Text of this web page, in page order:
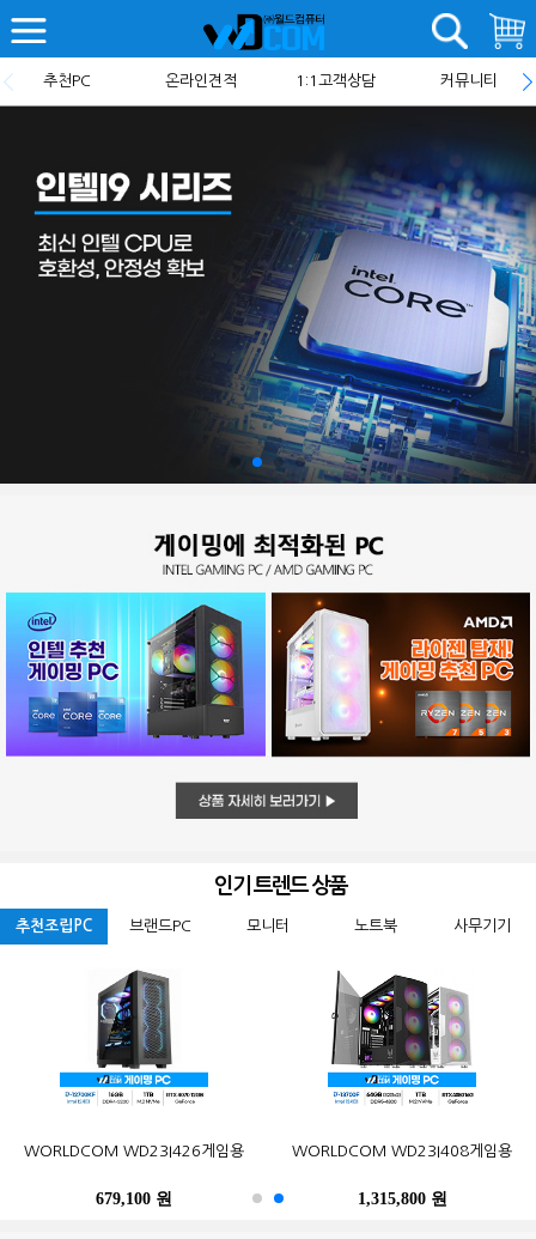
추천PC 온라인견적 1:1고객상담 커뮤니티
인기 트렌드 상품
추천조립PC 브랜드PC 모니터 노트북 사무기기
WORLDCOM WD23I426게임용
679,100 원
WORLDCOM WD23I408게임용
1,315,800 원
N100 Win10Pro (4GB, M.2
402,900 원
N10C6L2M Fanless Wi-Fi 6E Win11
486,200 원
MSI G27CQ4 E2 게이밍 170
WQHD HDR 무결점
249,000 원
한성컴퓨터 TFG32Q07P IPS QHD
리얼 75
247,500 원
포유디지탈 iMUZ 컨버터 탭 14 PRO
(스탠드 포함, SSD 256GB)
490,500 원
삼성전자 2017 노트북9 Always
NT900X3N-K517S (기본)
39,300 원
삼성전자 SL-C513W (기본토너)
259,000 원
Epson 정품 무한 L6290 (무한잉크)
396,000 원